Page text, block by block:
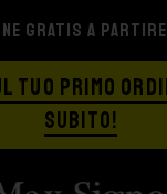
GRATIS A
TUO PRIMO
SUBITO!